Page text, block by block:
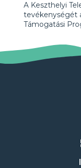
A Keszthelyi
tevékenységét
Támogatási